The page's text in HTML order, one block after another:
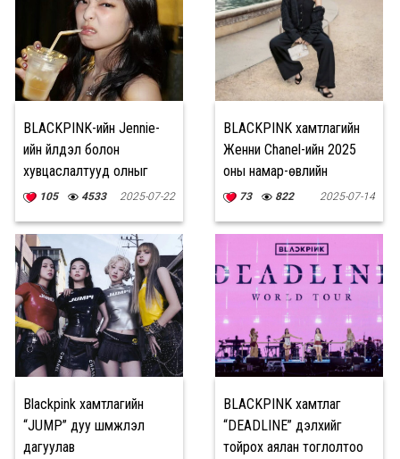
BLACKPINK-ийн Jennie-
ийн үйлдэл болон
хувцаслалтууд олныг
гайхшируулж байна
105 4533 2025-07-22
BLACKPINK хамтлагийн
Женни Chanel-ийн 2025
оны намар-өвлийн
урьдчилсан коллекцийн
73 822 2025-07-14
Blackpink хамтлагийн
“JUMP” дуу шүүмжлэл
дагуулав
BLACKPINK хамтлаг
“DEADLINE” дэлхийг
тойрох аялан тоглолтоо